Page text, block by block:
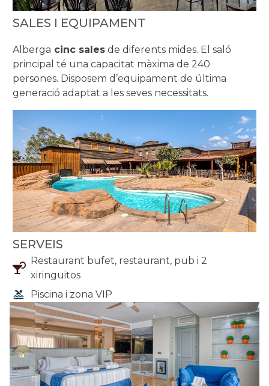
SALES I EQUIPAMENT
Alberga cinc sales de diferents mides. El saló
principal té una capacitat màxima de 240
persones. Disposem d’equipament de última
generació adaptat a les seves necessitats.
SERVEIS
Restaurant bufet, restaurant, pub i 2
xiringuitos
Piscina i zona VIP